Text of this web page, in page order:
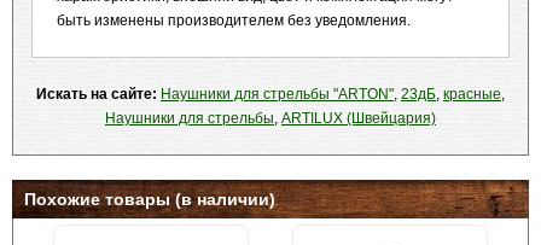
быть изменены производителем без уведомления.
Искать на сайте: Наушники для стрельбы "ARTON", 23дБ, красные,
Наушники для стрельбы, ARTILUX (Швейцария)
Похожие товары (в наличии)